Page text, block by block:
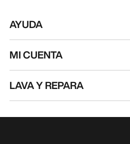
AYUDA
MI CUENTA
LAVA Y REPARA